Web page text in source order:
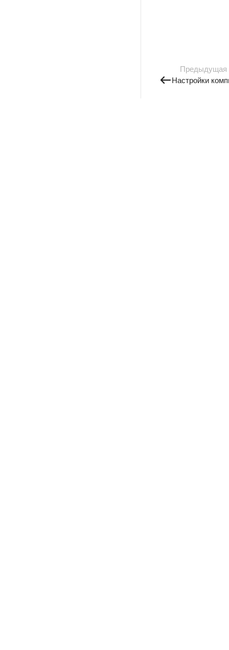
Предыдущая
Настройки